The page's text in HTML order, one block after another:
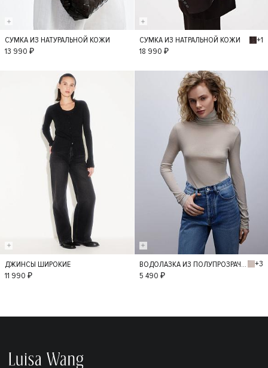
S
СУМКА ИЗ НАТУРАЛЬНОЙ КОЖИ
13 990 ₽
S
СУМКА ИЗ НАТРАЛЬНОЙ КОЖИ
+1
18 990 ₽
36
ДЖИНСЫ ШИРОКИЕ
11 990 ₽
M
ВОДОЛАЗКА ИЗ ПОЛУПРОЗРАЧНОГО ТРИКОТАЖА
+3
5 490 ₽